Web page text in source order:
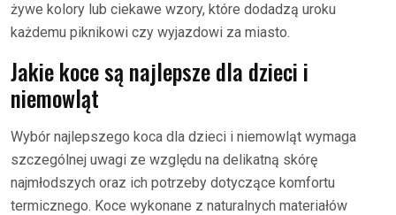
żywe kolory lub ciekawe wzory, które dodadzą uroku
każdemu piknikowi czy wyjazdowi za miasto.
Jakie koce są najlepsze dla dzieci i
niemowląt
Wybór najlepszego koca dla dzieci i niemowląt wymaga
szczególnej uwagi ze względu na delikatną skórę
najmłodszych oraz ich potrzeby dotyczące komfortu
termicznego. Koce wykonane z naturalnych materiałów